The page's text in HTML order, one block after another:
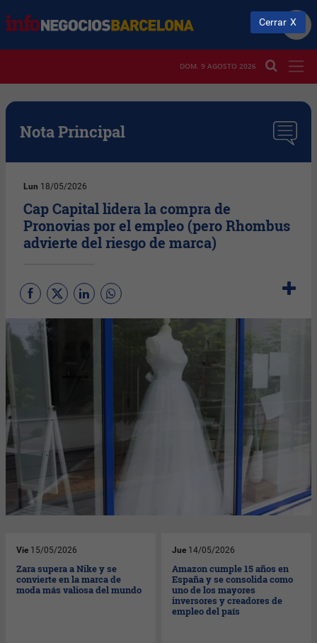
DOM. 9 AGOSTO 2026
Nota Principal
Lun 18/05/2026
Cap Capital lidera la compra de
Pronovias por el empleo (pero Rhombus
advierte del riesgo de marca)
Vie 15/05/2026
Zara supera a Nike y se
convierte en la marca de
moda más valiosa del mundo
Jue 14/05/2026
Amazon cumple 15 años en
España y se consolida como
uno de los mayores
inversores y creadores de
empleo del país
Cerrar